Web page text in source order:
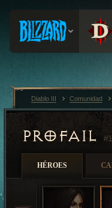
PROFAIL
HÉROES
Diablo III Comunidad